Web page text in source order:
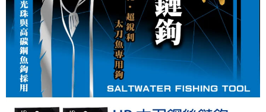
【注意事項】
１．透過由恩沛科技股份有限公司提供之「AFTEE先享後付」服務完成之交
易，需依本服務之必要範圍內提供個人資料，並將交易相關給付款項請求債
權轉讓予恩沛科技股份有限公司。
２．關於個人資料處理事宜，請瀏覽以下網址：
https://aftee.tw/terms/#terms3
３．未成年的使用者請事先徵得法定代理人或監護人之同意方可使用
「AFTEE先享後付」，若未經同意申辦者引起之損失，本公司不負相關責
任。
４．使用「AFTEE先享後付」時，將依據個別帳號之用戶狀況，依本公司即
每筆NT$60，滿NT$1,200(含以上)免運費
一般宅配（門市自取請勿下單，請聯繫客服）
每筆NT$100，滿NT$2,000(含以上)免運費
離島一般宅配
每筆NT$200，滿NT$2,000(含以上)免運費
貨到付款（門市自取請勿下單，請聯繫客服）